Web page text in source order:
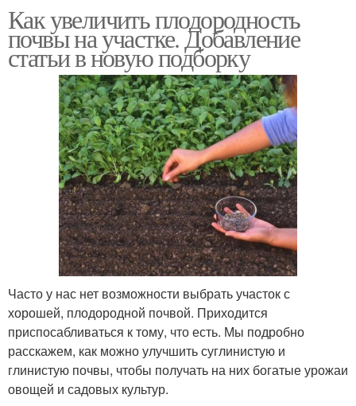
Как увеличить плодородность
почвы на участке. Добавление
статьи в новую подборку
Часто у нас нет возможности выбрать участок с
хорошей, плодородной почвой. Приходится
приспосабливаться к тому, что есть. Мы подробно
расскажем, как можно улучшить суглинистую и
глинистую почвы, чтобы получать на них богатые урожаи
овощей и садовых культур.